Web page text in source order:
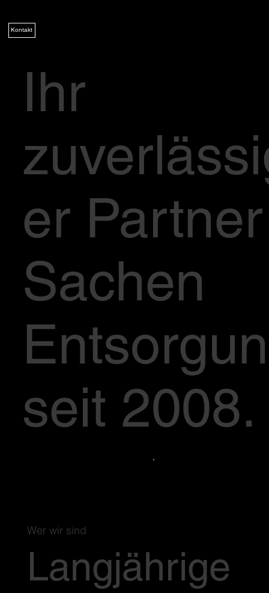
Kontakt
Ihr
er
Sachen
seit 2008.
Wer wir sind
Langjährige